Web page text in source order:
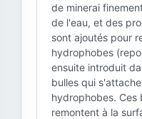
de minerai
de l'eau, et des
sont ajoutés pour
hydrophobes
ensuite introduit
bulles qui
hydrophobes. Ces
remontent à la